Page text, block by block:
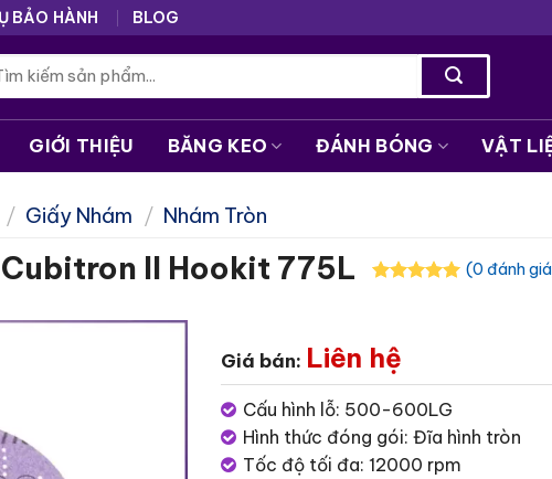
BẢO HÀNH BLOG
GIỚI THIỆU BĂNG KEO ĐÁNH BÓNG VẬT
/ Giấy Nhám / Nhám Tròn
II Hookit 775L (0 đánh
Giá bán: Liên hệ
Cấu hình lỗ: 500-600LG
Hình thức đóng gói: Đĩa hình tròn
Tốc độ tối đa: 12000 rpm